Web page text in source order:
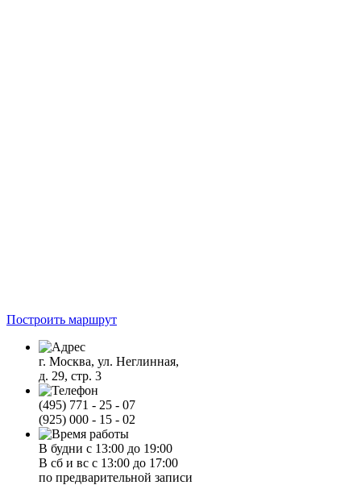
Построить маршрут
г. Москва, ул. Неглинная,
д. 29, стр. 3
(495) 771 - 25 - 07
(925) 000 - 15 - 02
В будни с 13:00 до 19:00
В сб и вс с 13:00 до 17:00
по предварительной записи